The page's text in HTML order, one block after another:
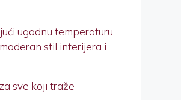
ugodnu temperaturu
stil interijera i
sve koji traže